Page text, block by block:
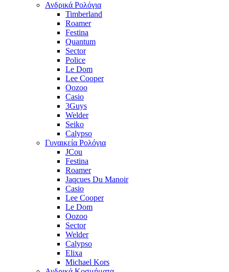
Ανδρικά Ρολόγια
Timberland
Roamer
Festina
Quantum
Sector
Police
Le Dom
Lee Cooper
Oozoo
Casio
3Guys
Welder
Seiko
Calypso
Γυναικεία Ρολόγια
JCou
Festina
Roamer
Jaqcues Du Manoir
Casio
Lee Cooper
Le Dom
Oozoo
Sector
Welder
Calypso
Elixa
Michael Kors